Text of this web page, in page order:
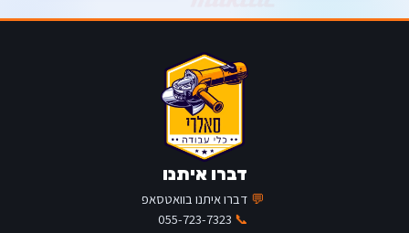
דברו איתנו
💬 דברו איתנו בוואטסאפ
📞
055-723-7323